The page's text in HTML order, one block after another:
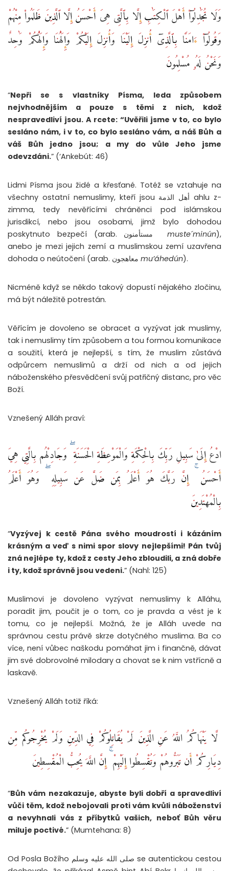
وَلَا تُجَٰدِلُوٓا۟ أَهْلَ ٱلْكِتَٰبِ إِلَّا بِٱلَّتِى هِىَ أَحْسَنُ إِلَّا ٱلَّذِينَ ظَلَمُوا۟ مِنْهُمْ
وَقُولُوٓا۟ ءَامَنَّا بِٱلَّذِىٓ أُنزِلَ إِلَيْنَا وَأُنزِلَ إِلَيْكُمْ وَإِلَٰهُنَا وَإِلَٰهُكُمْ وَٰحِدٌ
وَنَحْنُ لَهُۥ مُسْلِمُونَ
“Nepři se s vlastníky Písma, leda způsobem
nejvhodnějším a pouze s těmi z nich, kdož
nespravedliví jsou. A rcete: “Uvěřili jsme v to, co bylo
sesláno nám, i v to, co bylo sesláno vám, a náš Bůh a
váš Bůh jedno jsou; a my do vůle Jeho jsme
odevzdáni.” (‘Ankebút: 46)
Lidmi Písma jsou židé a křesťané. Totéž se vztahuje na
všechny ostatní nemuslimy, kteří jsou أهل الذمة ahlu z-
zimma, tedy nevěřícími chráněnci pod islámskou
jurisdikcí, nebo jsou osobami, jimž bylo dohodou
poskytnuto bezpečí (arab. مستأمنونmuste´minún),
anebo je mezi jejich zemí a muslimskou zemí uzavřena
mu’áhedún).
Nicméně když se někdo takový dopustí nějakého zločinu,
má být náležitě potrestán.
Věřícím je dovoleno se obracet a vyzývat jak muslimy,
tak i nemuslimy tím způsobem a tou formou komunikace
a soužití, která je nejlepší, s tím, že muslim zůstává
odpůrcem nemuslimů a drží od nich a od jejich
náboženského přesvědčení svůj patřičný distanc, pro věc
Boží.
Vznešený Alláh praví:
ادْعُ إِلَىٰ سَبِيلِ رَبِّكَ بِالْحِكْمَةِ وَالْمَوْعِظَةِ الْحَسَنَةِ ۖ وَجَادِلْهُم بِالَّتِي هِيَ
أَحْسَنُ ۚ إِنَّ رَبَّكَ هُوَ أَعْلَمُ بِمَن ضَلَّ عَن سَبِيلِهِ ۖ وَهُوَ أَعْلَمُ
بِالْمُهْتَدِينَ
“Vyzývej k cestě Pána svého moudrostí i kázáním
krásným a veď s nimi spor slovy nejlepšími! Pán tvůj
zná nejlépe ty, kdož z cesty Jeho zbloudili, a zná dobře
i ty, kdož správně jsou vedeni.” (Nahl: 125)
Muslimovi je dovoleno vyzývat nemuslimy k Alláhu,
poradit jim, poučit je o tom, co je pravda a vést je k
tomu, co je nejlepší. Možná, že je Alláh uvede na
správnou cestu právě skrze dotyčného muslima. Ba co
více, není vůbec naškodu pomáhat jim i finančně, dávat
jim své dobrovolné milodary a chovat se k nim vstřícně a
laskavě.
Vznešený Alláh totiž říká:
‏ لَّا يَنْهَاكُمُ اللَّهُ عَنِ الَّذِينَ لَمْ يُقَاتِلُوكُمْ فِي الدِّينِ وَلَمْ يُخْرِجُوكُم مِّن
دِيَارِكُمْ أَن تَبَرُّوهُمْ وَتُقْسِطُوا إِلَيْهِمْ ۚ إِنَّ اللَّهَ يُحِبُّ الْمُقْسِطِينَ ‎
“Bůh vám nezakazuje, abyste byli dobří a spravedliví
vůči těm, kdož nebojovali proti vám kvůli náboženství
a nevyhnali vás z příbytků vašich, neboť Bůh věru
miluje poctivé.” (Mumtehana: 8)
Od Posla Božího صلى الله عليه وسلم se autentickou cestou